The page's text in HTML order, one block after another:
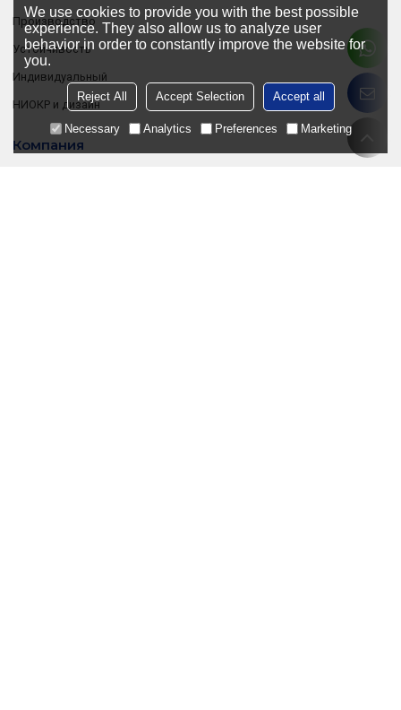
Производство
Устойчивость
Индивидуальный
НИОКР и дизайн
Компания
We use cookies to provide you with the best possible
experience. They also allow us to analyze user
behavior in order to constantly improve the website for
you.
Reject All Accept Selection Accept all
Necessary Analytics Preferences Marketing